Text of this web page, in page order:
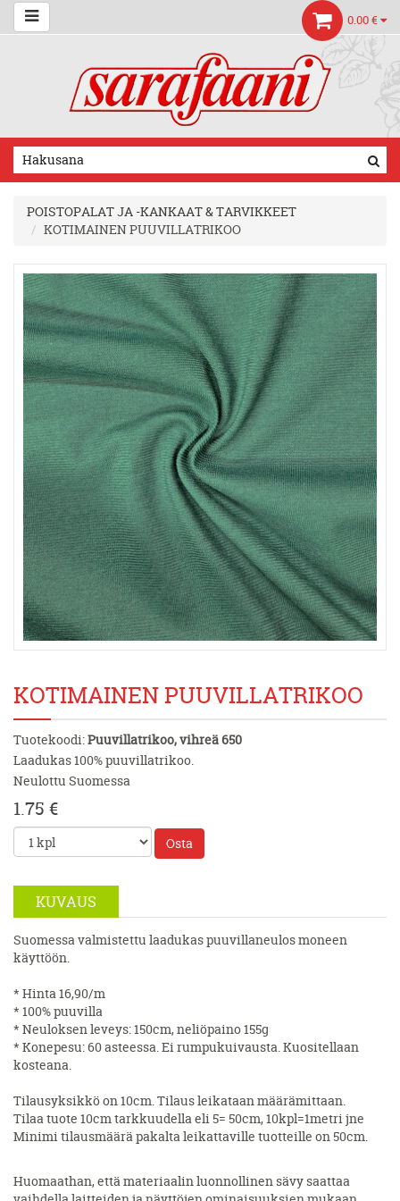
0.00 €
POISTOPALAT JA -KANKAAT & TARVIKKEET
KOTIMAINEN PUUVILLATRIKOO
KOTIMAINEN PUUVILLATRIKOO
Tuotekoodi:Puuvillatrikoo, vihreä 650
Laadukas 100% puuvillatrikoo.
Neulottu Suomessa
1.75 €
Osta
KUVAUS
Suomessa valmistettu laadukas puuvillaneulos moneen
käyttöön.
* Hinta 16,90/m
* 100% puuvilla
* Neuloksen leveys: 150cm, neliöpaino 155g
* Konepesu: 60 asteessa. Ei rumpukuivausta. Kuositellaan
kosteana.
Tilausyksikkö on 10cm. Tilaus leikataan määrämittaan.
Tilaa tuote 10cm tarkkuudella eli 5= 50cm, 10kpl=1metri jne
Minimi tilausmäärä pakalta leikattaville tuotteille on 50cm.
Huomaathan, että materiaalin luonnollinen sävy saattaa